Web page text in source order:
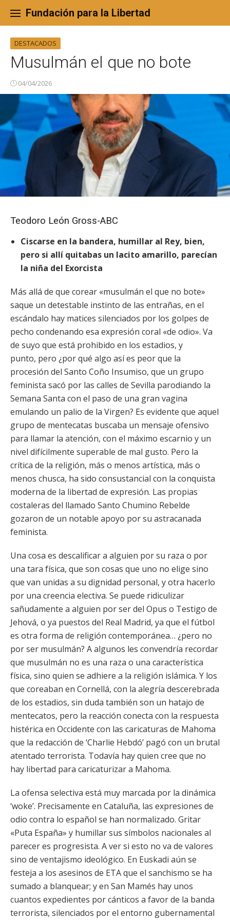
content
Fundación para la Libertad
DESTACADOS
Musulmán el que no bote
04/04/2026
Teodoro León Gross-ABC
Ciscarse en la bandera, humillar al Rey, bien,
pero si allí quitabas un lacito amarillo, parecían
la niña del Exorcista
Más allá de que corear «musulmán el que no bote»
saque un detestable instinto de las entrañas, en el
escándalo hay matices silenciados por los golpes de
pecho condenando esa expresión coral «de odio». Va
de suyo que está prohibido en los estadios, y
punto, pero ¿por qué algo así es peor que la
procesión del Santo Coño Insumiso, que un grupo
feminista sacó por las calles de Sevilla parodiando la
Semana Santa con el paso de una gran vagina
emulando un palio de la Virgen? Es evidente que aquel
grupo de mentecatas buscaba un mensaje ofensivo
para llamar la atención, con el máximo escarnio y un
nivel difícilmente superable de mal gusto. Pero la
crítica de la religión, más o menos artística, más o
menos chusca, ha sido consustancial con la conquista
moderna de la libertad de expresión. Las propias
costaleras del llamado Santo Chumino Rebelde
gozaron de un notable apoyo por su astracanada
feminista.
Una cosa es descalificar a alguien por su raza o por
una tara física, que son cosas que uno no elige sino
que van unidas a su dignidad personal, y otra hacerlo
por una creencia electiva. Se puede ridiculizar
sañudamente a alguien por ser del Opus o Testigo de
Jehová, o ya puestos del Real Madrid, ya que el fútbol
es otra forma de religión contemporánea… ¿pero no
por ser musulmán? A algunos les convendría recordar
que musulmán no es una raza o una característica
física, sino quien se adhiere a la religión islámica. Y los
que coreaban en Cornellá, con la alegría descerebrada
de los estadios, sin duda también son un hatajo de
mentecatos, pero la reacción conecta con la respuesta
histérica en Occidente con las caricaturas de Mahoma
que la redacción de ‘Charlie Hebdó’ pagó con un brutal
atentado terrorista. Todavía hay quien cree que no
hay libertad para caricaturizar a Mahoma.
La ofensa selectiva está muy marcada por la dinámica
‘woke’. Precisamente en Cataluña, las expresiones de
odio contra lo español se han normalizado. Gritar
«Puta España» y humillar sus símbolos nacionales al
parecer es progresista. A ver si esto no va de valores
sino de ventajismo ideológico. En Euskadi aún se
festeja a los asesinos de ETA que el sanchismo se ha
sumado a blanquear; y en San Mamés hay unos
cuantos expedientes por cánticos a favor de la banda
terrorista, silenciados por el entorno gubernamental